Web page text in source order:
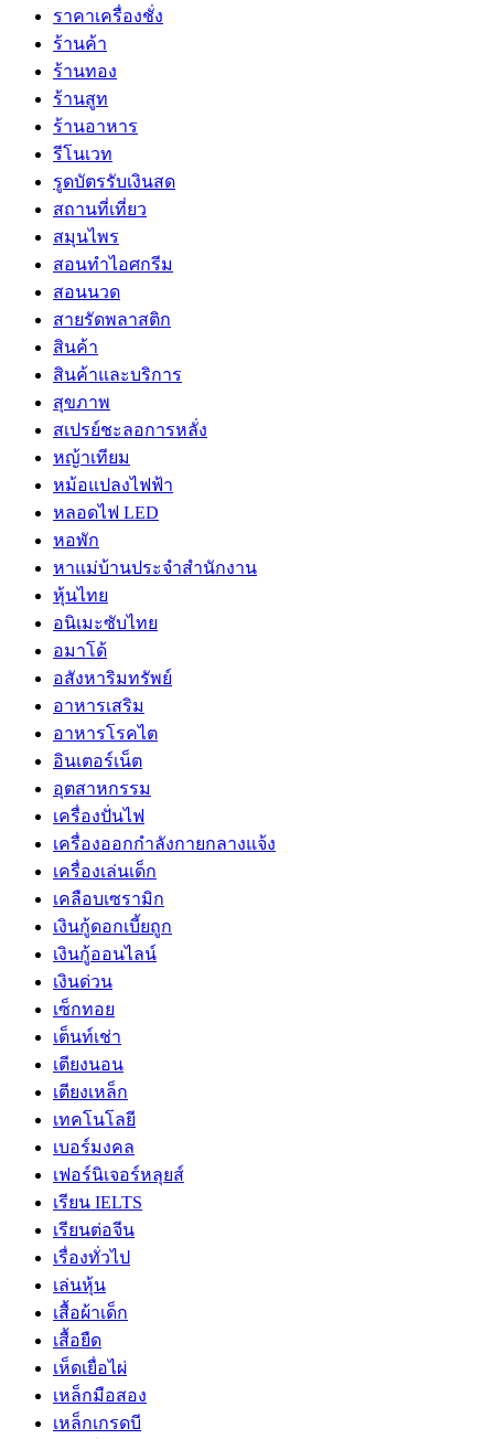
ราคาเครื่องชั่ง
ร้านค้า
ร้านทอง
ร้านสูท
ร้านอาหาร
รีโนเวท
รูดบัตรรับเงินสด
สถานที่เที่ยว
สมุนไพร
สอนทำไอศกรีม
สอนนวด
สายรัดพลาสติก
สินค้า
สินค้าและบริการ
สุขภาพ
สเปรย์ชะลอการหลั่ง
หญ้าเทียม
หม้อแปลงไฟฟ้า
หลอดไฟ LED
หอพัก
หาแม่บ้านประจำสำนักงาน
หุ้นไทย
อนิเมะซับไทย
อมาโด้
อสังหาริมทรัพย์
อาหารเสริม
อาหารโรคไต
อินเตอร์เน็ต
อุตสาหกรรม
เครื่องปั่นไฟ
เครื่องออกกำลังกายกลางแจ้ง
เครื่องเล่นเด็ก
เคลือบเซรามิก
เงินกู้ดอกเบี้ยถูก
เงินกู้ออนไลน์
เงินด่วน
เซ็กทอย
เต็นท์เช่า
เตียงนอน
เตียงเหล็ก
เทคโนโลยี
เบอร์มงคล
เฟอร์นิเจอร์หลุยส์
เรียน IELTS
เรียนต่อจีน
เรื่องทั่วไป
เล่นหุ้น
เสื้อผ้าเด็ก
เสื้อยืด
เห็ดเยื่อไผ่
เหล็กมือสอง
เหล็กเกรดบี